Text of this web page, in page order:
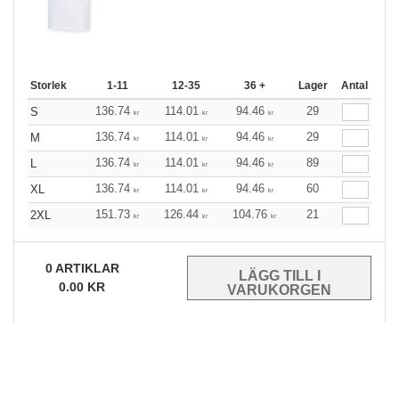
Storlek 1-11 12-35 36 + Lager Antal
S 136.74 kr 114.01 kr 94.46 kr
29
M
136.74 kr 114.01 kr 94.46 kr
29
L
136.74 kr 114.01 kr 94.46 kr
89
XL
136.74 kr 114.01 kr 94.46 kr
60
2XL
151.73 kr 126.44 kr 104.76 kr 21
0ARTIKLAR
0.00 KR